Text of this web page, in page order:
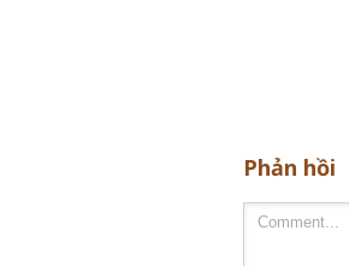
Phản hồi